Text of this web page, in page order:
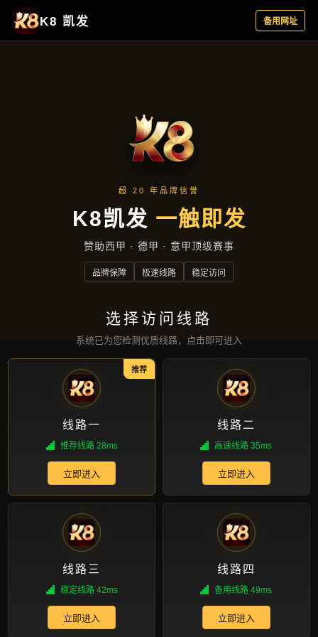
主营产品
首页 主营产品